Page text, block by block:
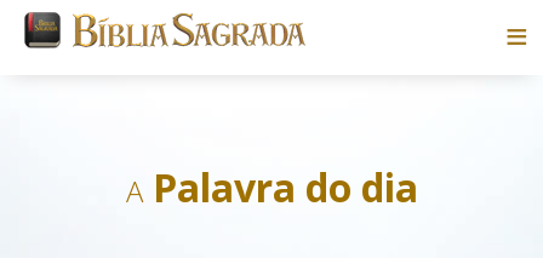
APalavra do dia